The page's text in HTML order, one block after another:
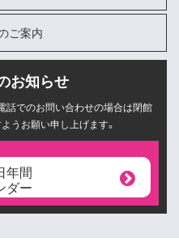
ご案内
お知らせ
話でのお問い合わせの場合は閉館
うお願い申し上げます。
年間
ダー